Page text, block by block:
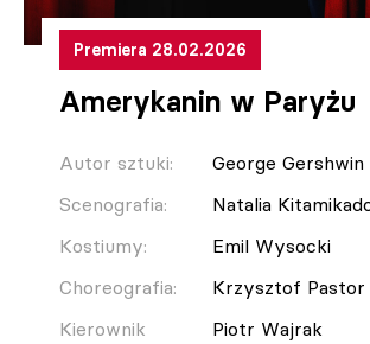
Premiera 28.02.2026
Amerykanin w Paryżu
Autor sztuki:
George Gershwin
Scenografia:
Natalia
Kostiumy:
Emil Wysocki
Choreografia:
Krzysztof Pastor
Kierownik
Piotr Wajrak